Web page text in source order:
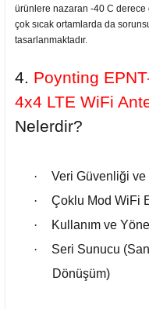
ürünlere nazaran -40 C derece
çok sıcak ortamlarda da
tasarlanmaktadır.
4. Poynting
4x4 LTE WiFi
Nelerdir?
·
Veri Güvenliği
·
Çoklu Mod WiFi
·
Kullanım ve
·
Seri Sunucu
Dönüşüm)